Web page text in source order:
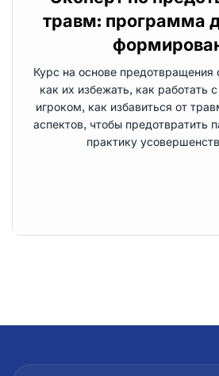
травм: программа
Курс на основе предотвращения
как их избежать, как работать
игроком, как избавиться от
аспектов, чтобы предотвратить
практику